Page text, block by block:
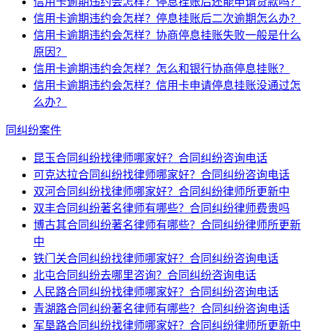
信用卡逾期违约会怎样？停息挂账后二次逾期怎么办？
信用卡逾期违约会怎样？协商停息挂账失败一般是什么
原因？
信用卡逾期违约会怎样？怎么和银行协商停息挂账？
信用卡逾期违约会怎样？信用卡申请停息挂账没通过怎
么办？
同纠纷案件
昆玉合同纠纷找律师哪家好？合同纠纷咨询电话
可克达拉合同纠纷找律师哪家好？合同纠纷咨询电话
双河合同纠纷找律师哪家好？合同纠纷律师所更新中
双丰合同纠纷著名律师有哪些？合同纠纷律师费贵吗
博古其合同纠纷著名律师有哪些？合同纠纷律师所更新
中
铁门关合同纠纷找律师哪家好？合同纠纷咨询电话
北屯合同纠纷去哪里咨询？合同纠纷咨询电话
人民路合同纠纷找律师哪家好？合同纠纷咨询电话
青湖路合同纠纷著名律师有哪些？合同纠纷咨询电话
军垦路合同纠纷找律师哪家好？合同纠纷律师所更新中